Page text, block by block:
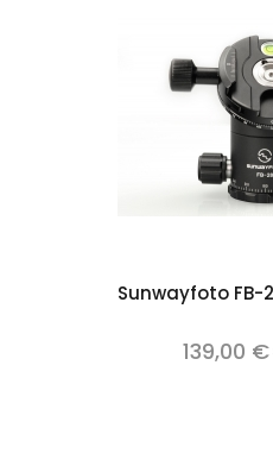
Sunwayfoto FB-
139,00 €